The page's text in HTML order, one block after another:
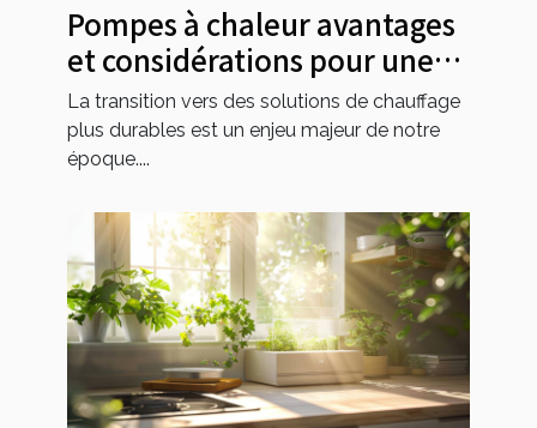
Pompes à chaleur avantages
et considérations pour une
efficacité énergétique
optimale
La transition vers des solutions de chauffage
plus durables est un enjeu majeur de notre
époque....